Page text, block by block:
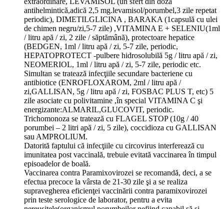
antihelmintică,adică 2,5 mg.levamisol/porumbel,3 zile repetat
periodic), DIMETILGLICINA , BARAKA (1capsulă cu ulei
de chimen negru/zi,5-7 zile) ,VITAMINA E + SELENIU(1ml
/ litru apă / zi, 2 zile / săptămână), protectoare hepatice
(BEDGEN, 1ml / litru apă / zi, 5-7 zile, periodic,
HEPATOPROTECT -pulbere hidrosolubilă 5g / litru apă / zi,
NEOMERIOL, 1ml / litru apă / zi, 5-7 zile, periodic etc.
Simultan se tratează infecţiile secundare bacteriene cu
antibiotice (ENROFLOXAROM, 2ml / litru apă /
zi,GALLISAN, 5g / litru apă / zi, FOSBAC PLUS T, etc) 5
zile asociate cu polivitamine ,în special VITAMINA C şi
energizante:ALMARIL,GLUCOVIT, periodic.
Trichomonoza se tratează cu FLAGEL STOP (10g / 40
porumbei – 2 litri apă / zi, 5 zile), coccidioza cu GALLISAN
sau AMPROLIUM.
Datorită faptului că infecţiile cu circovirus interferează cu
imunitatea post vaccinală, trebuie evitată vaccinarea în timpul
episoadelor de boală.
Vaccinarea contra Paramixovirozei se recomandă, deci, a se
efectua precoce la vârsta de 21-30 zile şi a se realiza
supravegherea eficienţei vaccinării contra paramixovirozei
prin teste serologice de laborator, pentru a evita